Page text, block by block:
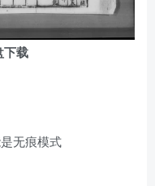
下载
无痕模式